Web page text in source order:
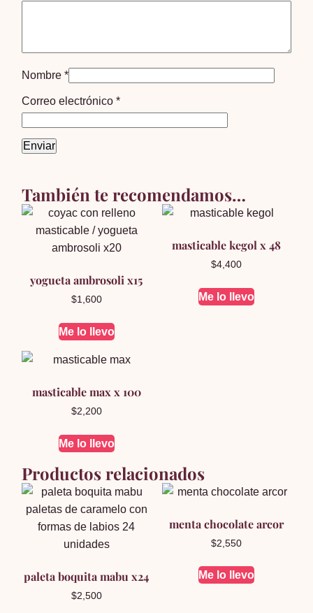
Nombre*
Correo electrónico*
También te recomendamos…
yogueta ambrosoli x15
$1,600
Me lo llevo
masticable kegol x 48
$4,400
Me lo llevo
masticable max x 100
$2,200
Me lo llevo
Productos relacionados
paleta boquita mabu x24
$2,500
menta chocolate arcor
$2,550
Me lo llevo